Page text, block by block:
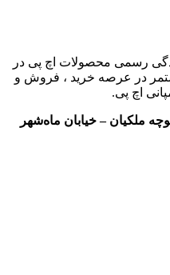
رسمی محصولات اچ پی در
در عرصه خرید ، فروش و
اچ پی.
ملکیان – خیابان ماه‌شهر